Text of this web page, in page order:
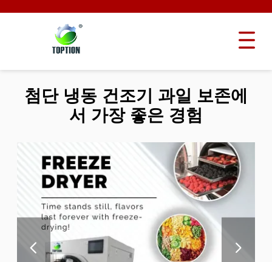
첨단 냉동 건조기 과일 보존에
서 가장 좋은 경험